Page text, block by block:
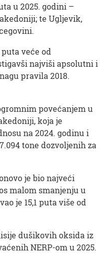
u 2025. godini –
te Ugljevik,
veće od
​​najviši apsolutni i
pravila 2018.
povećanjem u
koja je
na 2024. godinu i
tone dozvoljenih za
je bio najveći
malom smanjenju u
je 15,1 puta više od
dušikovih oksida iz
NERP-om u 2025.